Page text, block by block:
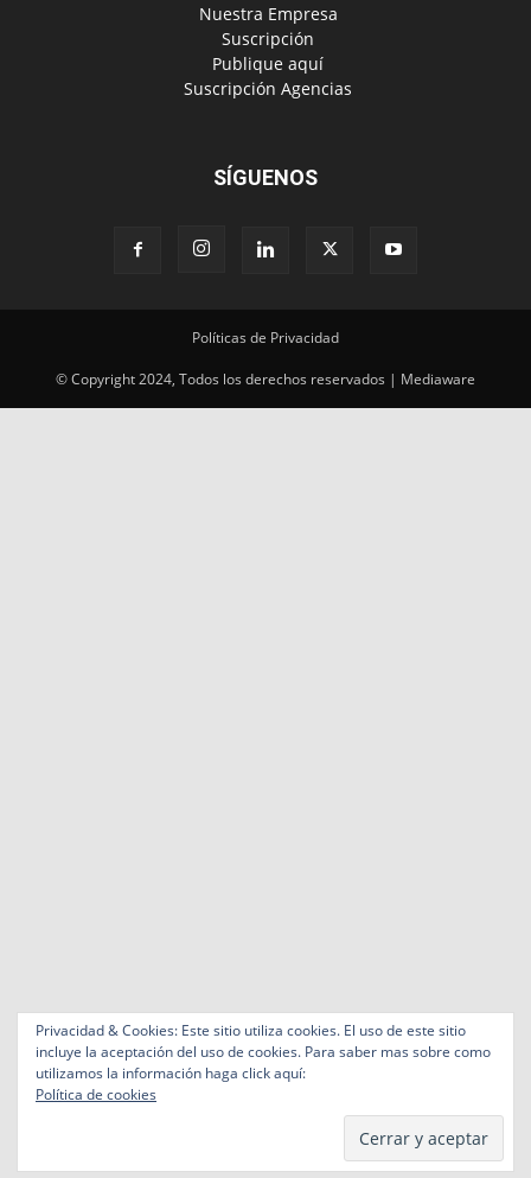
‎ Nuestra Empresa
‎ Suscripción
‎ Publique aquí
‎ Suscripción Agencias
SÍGUENOS
Políticas de Privacidad
© Copyright 2024, Todos los derechos reservados | Mediaware
Privacidad & Cookies: Este sitio utiliza cookies. El uso de este sitio
incluye la aceptación del uso de cookies. Para saber mas sobre como
utilizamos la información haga click aquí:
Política de cookies